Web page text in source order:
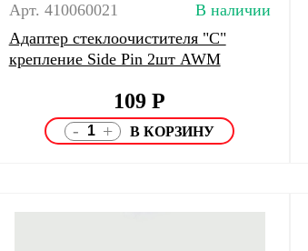
Арт. 410060021
В наличии
Адаптер стеклоочистителя "C"
крепление Side Pin 2шт AWM
109Р
- +